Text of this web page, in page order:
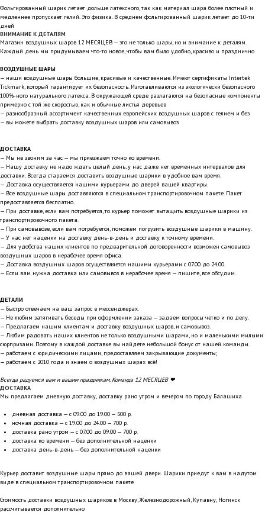
Фольгированный шарик летает дольше латексного, так как материал шара более плотный и
медленнее пропускает гелий. Это физика. В среднем фольгированный шарик летает до 10-ти
дней
ВНИМАНИЕ К ДЕТАЛЯМ
Магазин воздушных шаров 12 МЕСЯЦЕВ — это не только шары, но и внимание к деталям.
Каждый день мы придумываем что-то новое, чтобы вам было удобно, красиво и празднично
ВОЗДУШНЫЕ ШАРЫ
— наши воздушные шары большие, красивые и качественные. Имеют сертификаты Intertek
Tickmark, который гарантирует их безопасность. Изготавливаются из экологически безопасного
100%-ного натурального латекса. В окружающей среде разлагаются на безопасные компоненты
примерно с той же скоростью, как и обычные листья деревьев
— разнообразный ассортимент качественных европейских воздушных шаров с гелием и без
— вы можете выбрать доставку воздушных шаров или самовывоз
ДОСТАВКА
— Мы не звоним за час — мы приезжаем точно ко времени.
— Нашу доставку не надо ждать целый день, у нас даже нет временных интервалов для
доставки. Всегда стараемся доставить воздушные шарики в удобное вам время.
— Доставка осуществляется нашими курьерами до дверей вашей квартиры.
— Все воздушные шары доставляются в специальном транспортировочном пакете. Пакет
предоставляется бесплатно.
— При доставке, если вам потребуется, то курьер поможет вытащить воздушные шарики из
транспортировочного пакета.
— При самовывозе, если вам потребуется, поможем погрузить воздушные шарики в машину.
— У нас нет наценки на доставку день-в-день и доставку к точному времени.
— Для удобства наших клиентов по предварительной договоренности возможен самовывоз
воздушных шаров в нерабочее время офиса.
— Доставка воздушных шаров осуществляется нашими курьерами с 07.00 до 24.00.
— Если вам нужна доставка или самовывоз в нерабочее время — пишите, все обсудим.
ДЕТАЛИ
— Быстро отвечаем на ваш запрос в мессенджерах.
— Не любим затягивать беседы при оформлении заказа — задаем вопросы четко и по делу.
— Предлагаем нашим клиентам и доставку воздушных шаров, и самовывоз.
— Любим радовать наших клиентов не только воздушными шарами, но и маленькими милыми
сюрпризами. Поэтому в каждой доставке вы найдете небольшой бонус от нашей команды.
— работаем с юридическими лицами, предоставляем закрывающие документы;
— работаем с 2010 года и знаем о воздушных шарах всё!
Всегда радуемся вам и вашим праздникам. Команда 12 МЕСЯЦЕВ ❤
ДОСТАВКА
Мы предлагаем дневную доставку, доставку рано утром и вечером по городу Балашиха
дневная доставка — с 09.00 до 19.00 — 500 р.
ночная доставка — с 19.00 до 24.00 — 700 р.
доставка рано утром — с 07.00 до 09.00 — 700 р.
доставка ко времени — без дополнительной наценки
доставка день-в-день — без дополнительной наценки
Курьер доставит воздушные шары прямо до вашей двери. Шарики приедут к вам в надутом
виде в специальном транспортировочном пакете
Стоимость доставки воздушных шариков в Москву, Железнодорожный, Купавну, Ногинск
рассчитывается дополнительно